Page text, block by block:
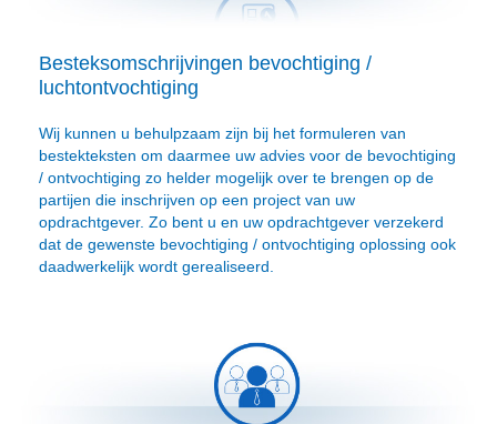
Besteksomschrijvingen bevochtiging /
luchtontvochtiging
Wij kunnen u behulpzaam zijn bij het formuleren van
bestekteksten om daarmee uw advies voor de bevochtiging
/ ontvochtiging zo helder mogelijk over te brengen op de
partijen die inschrijven op een project van uw
opdrachtgever. Zo bent u en uw opdrachtgever verzekerd
dat de gewenste bevochtiging / ontvochtiging oplossing ook
daadwerkelijk wordt gerealiseerd.